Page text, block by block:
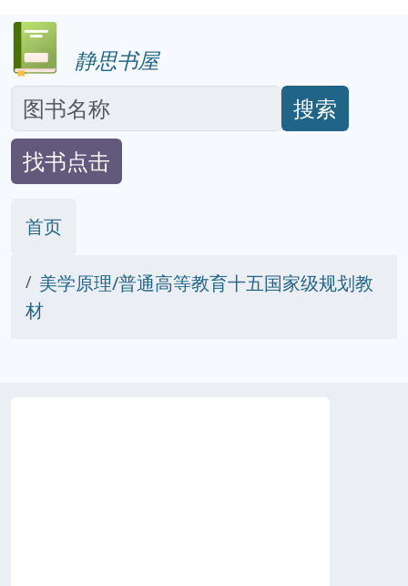
静思书屋
搜索
找书点击
首页
美学原理/普通高等教育十五国家级规划教
材